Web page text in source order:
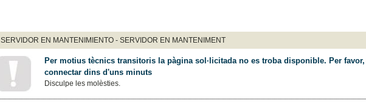
SERVIDOR EN MANTENIMIENTO - SERVIDOR EN MANTENIMENT
Per motius tècnics transitoris la pàgina sol·licitada no es troba disponible. Per
connectar dins d'uns minuts
Disculpe les molèsties.